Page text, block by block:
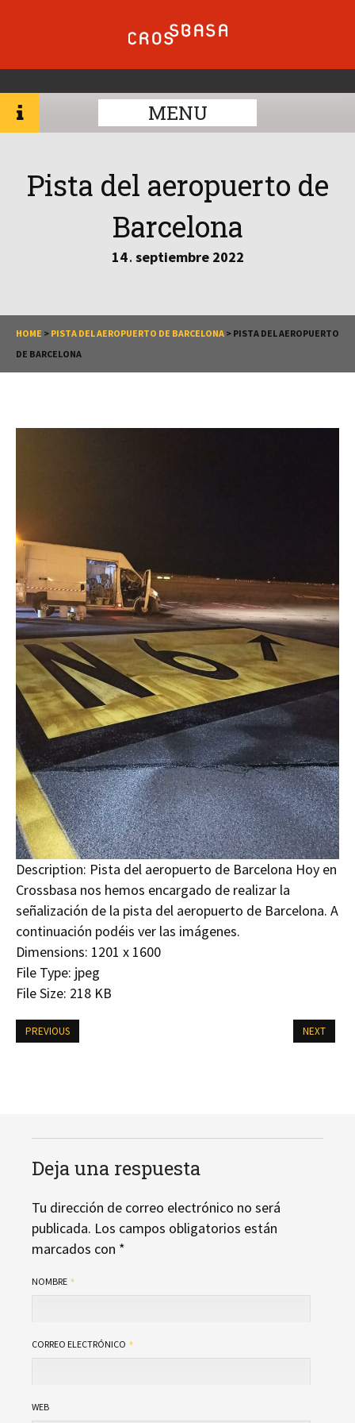
MENU
Pista del aeropuerto de
Barcelona
14. septiembre 2022
HOME > PISTA DEL AEROPUERTO DE BARCELONA > PISTA DEL AEROPUERTO
DE BARCELONA
Description: Pista del aeropuerto de Barcelona Hoy en
Crossbasa nos hemos encargado de realizar la
señalización de la pista del aeropuerto de Barcelona. A
continuación podéis ver las imágenes.
Dimensions: 1201 x 1600
File Type: jpeg
File Size: 218 KB
PREVIOUS NEXT
Deja una respuesta
Tu dirección de correo electrónico no será
publicada. Los campos obligatorios están
marcados con *
NOMBRE
CORREO ELECTRÓNICO
WEB